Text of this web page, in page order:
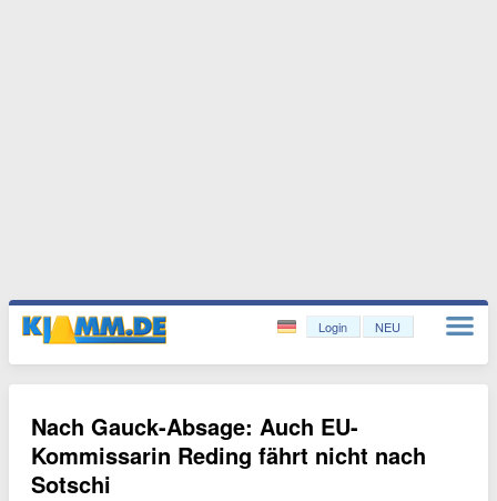
Login NEU
Nach Gauck-Absage: Auch EU-
Kommissarin Reding fährt nicht nach
Sotschi